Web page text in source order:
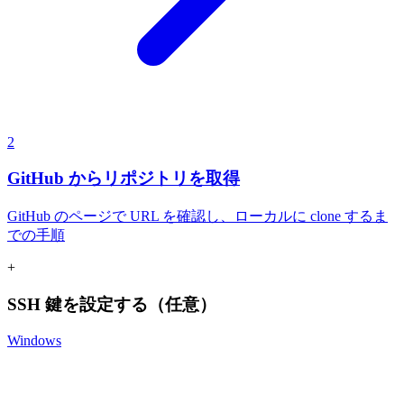
2
GitHub からリポジトリを取得
GitHub のページで URL を確認し、ローカルに clone するま
での手順
+
SSH 鍵を設定する（任意）
Windows